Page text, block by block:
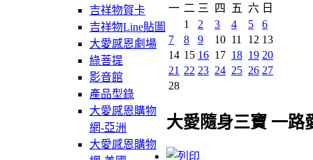
吉祥物賀卡
吉祥物Line貼圖
大愛感恩劇場
綠菩提
影音館
產品型錄
大愛感恩購物
網-亞洲
大愛感恩購物
一 二 三 四 五 六 日
1
2 3 4 5
6
7
8 9 10 11 12 13
14 15 16 17 18 19 20
21 22 23 24 25 26 27
28
大愛隨身三寶 一路